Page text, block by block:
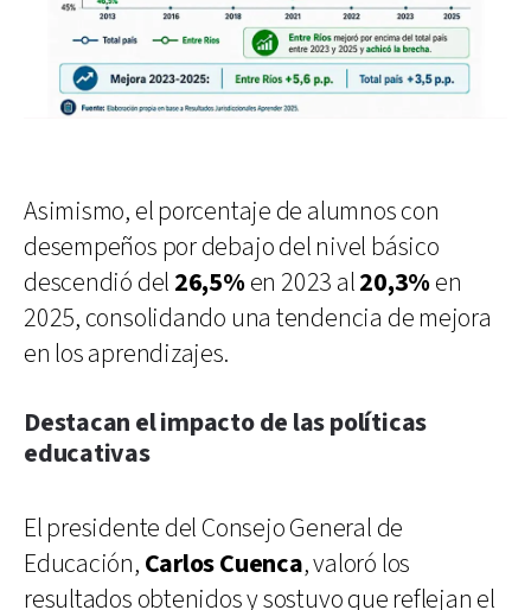
Asimismo, el porcentaje de alumnos con
desempeños por debajo del nivel básico
descendió del 26,5%en 2023 al20,3%en
2025, consolidando una tendencia de mejora
en los aprendizajes.
Destacan el impacto de las políticas
educativas
El presidente del Consejo General de
Educación, Carlos Cuenca, valoró los
resultados obtenidos y sostuvo que reflejan el